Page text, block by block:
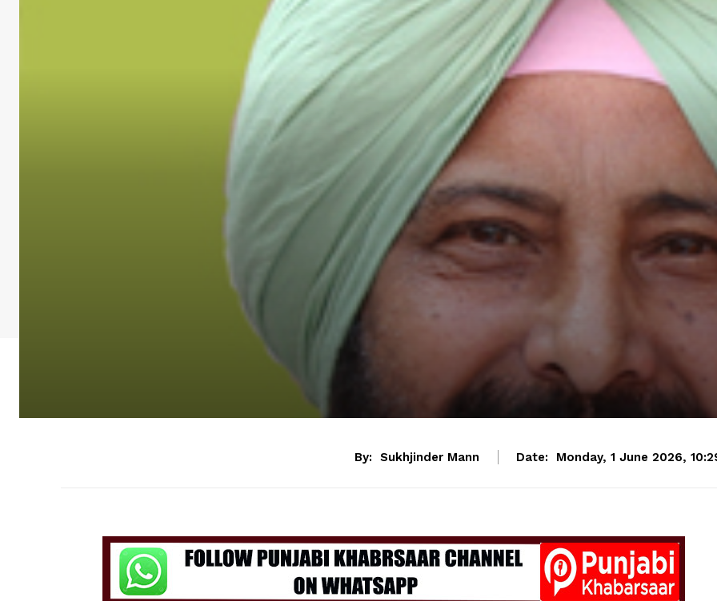
By: Sukhjinder Mann Date: Monday, 1 June 2026,